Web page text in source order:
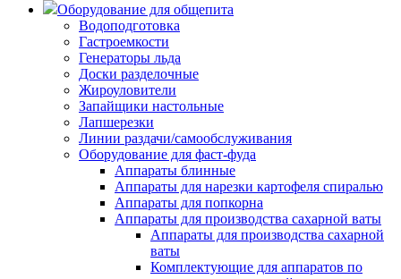
Оборудование для общепита
Водоподготовка
Гастроемкости
Генераторы льда
Доски разделочные
Жироуловители
Запайщики настольные
Лапшерезки
Линии раздачи/самообслуживания
Оборудование для фаст-фуда
Аппараты блинные
Аппараты для нарезки картофеля спиралью
Аппараты для попкорна
Аппараты для производства сахарной ваты
Аппараты для производства сахарной
ваты
Комплектующие для аппаратов по